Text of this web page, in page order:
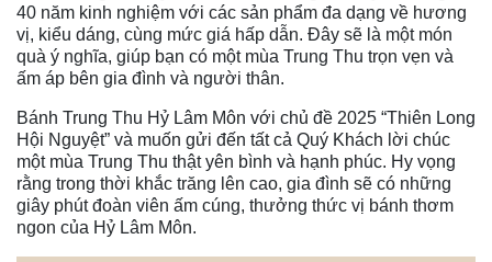
40 năm kinh nghiệm với các sản phẩm đa dạng về hương
vị, kiểu dáng, cùng mức giá hấp dẫn. Đây sẽ là một món
quà ý nghĩa, giúp bạn có một mùa Trung Thu trọn vẹn và
ấm áp bên gia đình và người thân.
Bánh Trung Thu Hỷ Lâm Môn với chủ đề 2025 “Thiên Long
Hội Nguyệt” và muốn gửi đến tất cả Quý Khách lời chúc
một mùa Trung Thu thật yên bình và hạnh phúc. Hy vọng
rằng trong thời khắc trăng lên cao, gia đình sẽ có những
giây phút đoàn viên ấm cúng, thưởng thức vị bánh thơm
ngon của Hỷ Lâm Môn.